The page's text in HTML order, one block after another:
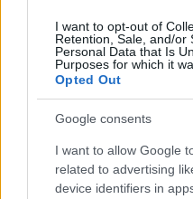
I want to opt-out of
Retention, Sale, and/or
Personal Data that Is
Purposes for which it
Opted Out
Google consents
I want to allow Google
related to advertising
device identifiers in
23/10/2024 - 17:53
Ακόμη ένα σόου
Εργατικό Κόμμα
παρέμβαση στις
Ο Κιρ Στάρμερ
κόμματός του